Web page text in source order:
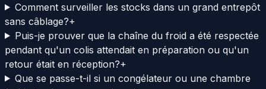
Comment surveiller les stocks dans un grand entrepôt
sans câblage?+
Puis-je prouver que la chaîne du froid a été respectée
pendant qu'un colis attendait en préparation ou qu'un
retour était en réception?+
Que se passe-t-il si un congélateur ou une chambre